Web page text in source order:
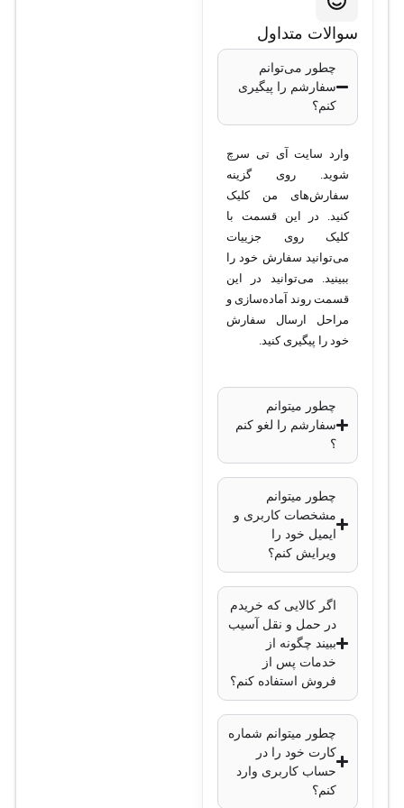
C9300-24UX-
A
مدل:
تعداد پورت‌ها:
24
پورت 10GBASE-
T/Multigigabit
پشتیبانی از PoE:
+PoE با توان 60
وات در هر پورت
پورت‌های Uplink:
ماژولار، پشتیبانی از
ظرفیت سوئیچینگ:
640 گیگابیت بر ثانیه
476 میلیون بسته در
ثانیه (Mpps)
قابلیت استک کردن:
پشتیبانی از
لایه کاری:لایه 2 و 3
مسیریابی IP:
پشتیبانی از OSPF،
EIGRP، BGP، IS-
IS، VRF-Lite
ویژگی‌های امنیتی:
MACsec، TrustSec،
802.1X، IP Source
سوالات متداول
چطور می‌توانم
سفارشم را پیگیری
کنم؟
وارد سایت آی تی سرچ
شوید. روی گزینه
سفارش‌های من کلیک
کنید. در این قسمت با
کلیک روی جزییات
می‌توانید سفارش خود را
ببینید. می‌توانید در این
قسمت روند آماده‌سازی و
مراحل ارسال سفارش
خود را پیگیری کنید.
چطور میتوانم
سفارشم را لغو کنم
؟
چطور میتوانم
مشخصات کاربری و
ایمیل خود را
ویرایش کنم؟
اگر کالایی که خریدم
در حمل و نقل آسیب
ببیند چگونه از
خدمات پس از
فروش استفاده کنم؟
چطور میتوانم شماره
کارت خود را در
حساب کاربری وارد
کنم؟